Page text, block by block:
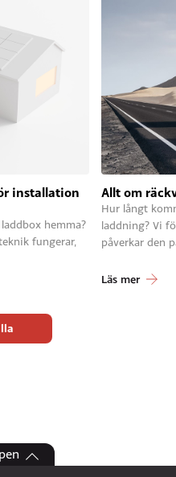
installation
hemma?
fungerar,
Allt om
Hur långt
laddning? Vi
påverkar den
Läs mer